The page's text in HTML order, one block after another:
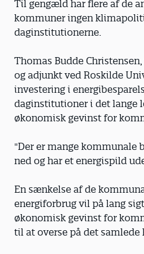
Til gengæld har flere af de
kommuner ingen
daginstitutionerne.
Thomas Budde
og adjunkt ved Roskilde
investering i
daginstitutioner i det lange
økonomisk gevinst for
"Der er mange kommunale
ned og har et energispild
En sænkelse af de
energiforbrug vil på lang
økonomisk gevinst for
til at overse på det